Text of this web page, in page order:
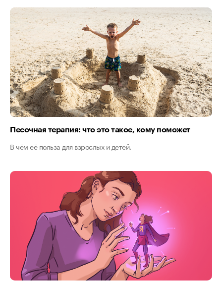
Песочная терапия: что это такое, кому поможет
В чём её польза для взрослых и детей.